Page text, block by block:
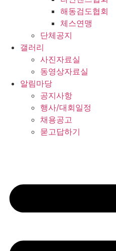
해동검도협회
체스연맹
단체공지
갤러리
사진자료실
동영상자료실
알림마당
공지사항
행사/대회일정
채용공고
묻고답하기